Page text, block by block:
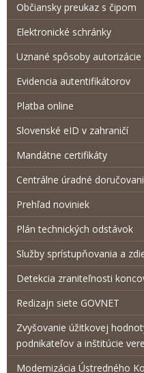
Občiansky preukaz s čipom
Elektronické schránky
Uznané spôsoby autorizácie
Evidencia autentifikátorov
Platba online
Slovenské eID v zahraničí
Mandátne certifikáty
Centrálne úradné
Prehľad noviniek
Plán technických odstávok
Služby sprístupňovania a
Detekcia zraniteľnosti
Redizajn siete GOVNET
Zvyšovanie úžitkovej
podnikateľov a inštitúcie
Modernizácia Ústredného